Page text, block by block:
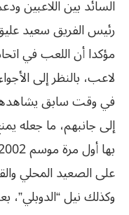
السائد بين اللاعبين
رئيس الفريق سعيد
مؤكدا أن اللعب في
لاعب، بالنظر إلى
في وقت سابق
إلى جانبهم، ما جعله
على الصعيد المحلي
وكذلك نيل